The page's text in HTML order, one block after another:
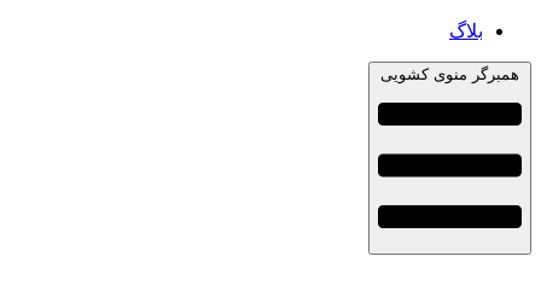
بلاگ
همبرگر منوی کشویی